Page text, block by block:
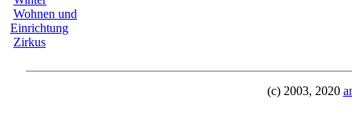
Wohnen und
Einrichtung
Zirkus
(c) 2003, 2020